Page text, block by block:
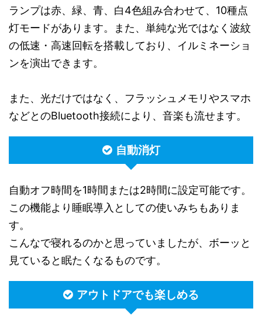
ランプは赤、緑、青、白4色組み合わせて、10種点
灯モードがあります。また、単純な光ではなく波紋
の低速・高速回転を搭載しており、イルミネーショ
ンを演出できます。
また、光だけではなく、フラッシュメモリやスマホ
などとのBluetooth接続により、音楽も流せます。
自動消灯
自動オフ時間を1時間または2時間に設定可能です。
この機能より睡眠導入としての使いみちもありま
す。
こんなで寝れるのかと思っていましたが、ボーッと
見ていると眠たくなるものです。
アウトドアでも楽しめる